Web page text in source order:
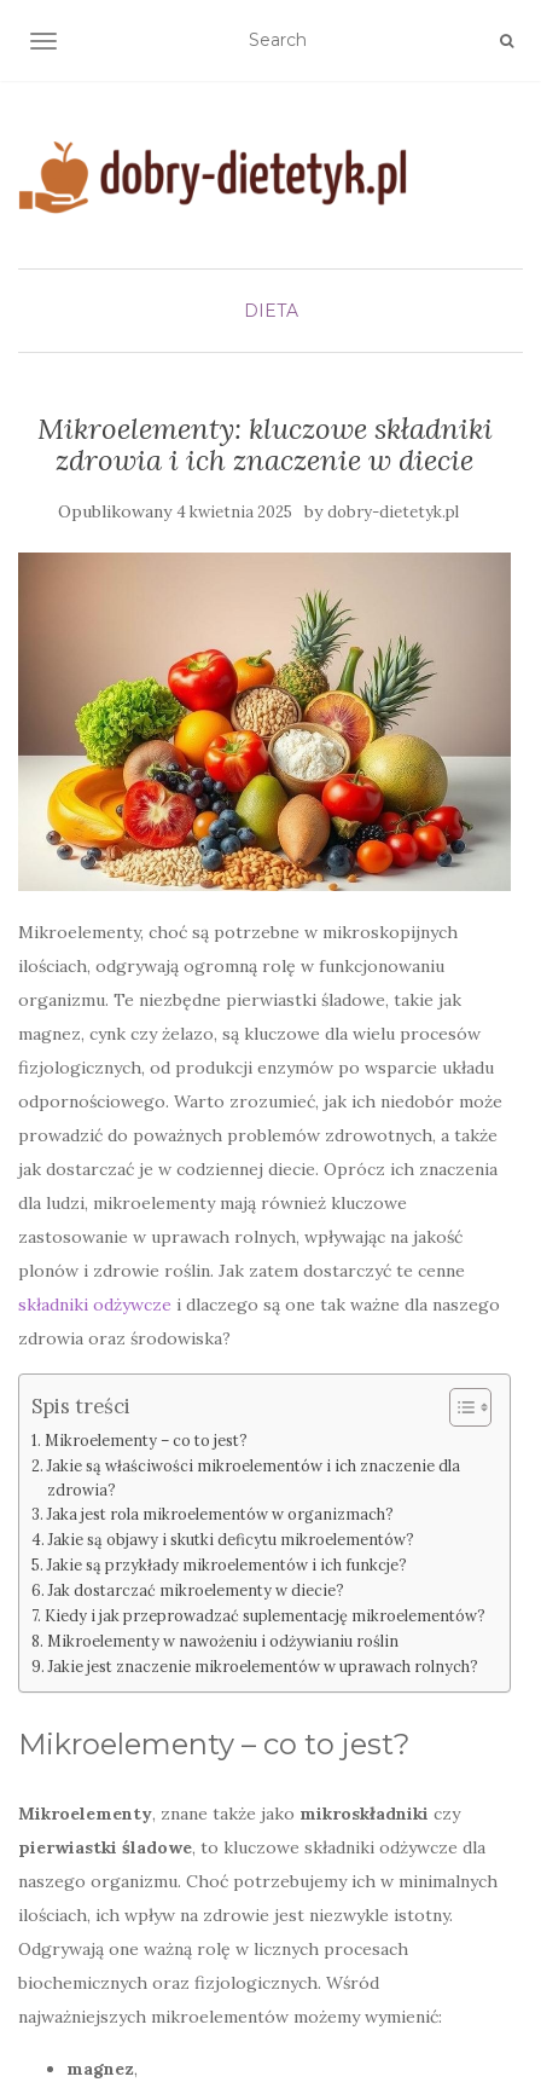
TOGGLE NAVIGATION
DIETA
Mikroelementy: kluczowe składniki
zdrowia i ich znaczenie w diecie
Opublikowany4 kwietnia 2025 bydobry-dietetyk.pl
Mikroelementy, choć są potrzebne w mikroskopijnych
ilościach, odgrywają ogromną rolę w funkcjonowaniu
organizmu. Te niezbędne pierwiastki śladowe, takie jak
magnez, cynk czy żelazo, są kluczowe dla wielu procesów
fizjologicznych, od produkcji enzymów po wsparcie układu
odpornościowego. Warto zrozumieć, jak ich niedobór może
prowadzić do poważnych problemów zdrowotnych, a także
jak dostarczać je w codziennej diecie. Oprócz ich znaczenia
dla ludzi, mikroelementy mają również kluczowe
zastosowanie w uprawach rolnych, wpływając na jakość
plonów i zdrowie roślin. Jak zatem dostarczyć te cenne
składniki odżywcze i dlaczego są one tak ważne dla naszego
zdrowia oraz środowiska?
Spis treści
Mikroelementy – co to jest?
Jakie są właściwości mikroelementów i ich znaczenie dla
zdrowia?
Jaka jest rola mikroelementów w organizmach?
Jakie są objawy i skutki deficytu mikroelementów?
Jakie są przykłady mikroelementów i ich funkcje?
Jak dostarczać mikroelementy w diecie?
Kiedy i jak przeprowadzać suplementację mikroelementów?
Mikroelementy w nawożeniu i odżywianiu roślin
Jakie jest znaczenie mikroelementów w uprawach rolnych?
Mikroelementy – co to jest?
Mikroelementy, znane także jako mikroskładniki czy
pierwiastki śladowe, to kluczowe składniki odżywcze dla
naszego organizmu. Choć potrzebujemy ich w minimalnych
ilościach, ich wpływ na zdrowie jest niezwykle istotny.
Odgrywają one ważną rolę w licznych procesach
biochemicznych oraz fizjologicznych. Wśród
najważniejszych mikroelementów możemy wymienić:
magnez,